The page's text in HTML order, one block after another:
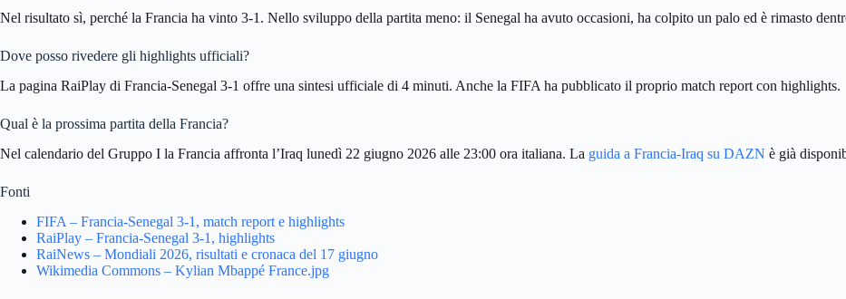
Nel risultato sì, perché la Francia ha vinto 3-1. Nello sviluppo della partita meno: il Senegal ha avuto occasioni, ha colpito un palo ed è rimasto
Dove posso rivedere gli highlights ufficiali?
La pagina RaiPlay di Francia-Senegal 3-1 offre una sintesi ufficiale di 4 minuti. Anche la FIFA ha pubblicato il proprio match report con highlights.
Qual è la prossima partita della Francia?
Nel calendario del Gruppo I la Francia affronta l’Iraq lunedì 22 giugno 2026 alle 23:00 ora italiana. La guida a Francia-Iraq su DAZN è già
Fonti
FIFA – Francia-Senegal 3-1, match report e highlights
RaiPlay – Francia-Senegal 3-1, highlights
RaiNews – Mondiali 2026, risultati e cronaca del 17 giugno
Wikimedia Commons – Kylian Mbappé France.jpg